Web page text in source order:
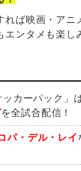
れば映画・アニ
エンタメも楽し
カーパック」
を全試合配信！
パ・デル・レイ